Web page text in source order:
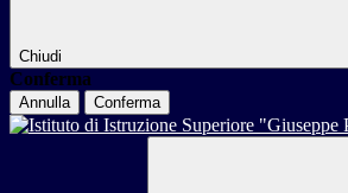
Chiudi
Conferma
Annulla Conferma